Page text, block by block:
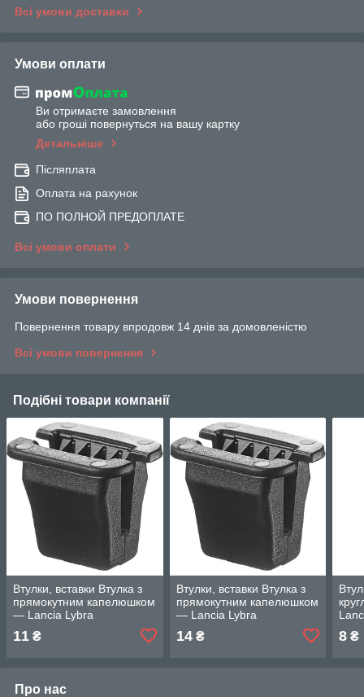
Всі умови доставки
Умови оплати
Ви отримаєте замовлення
або гроші повернуться на вашу картку
Детальніше
Післяплата
Оплата на рахунок
ПО ПОЛНОЙ ПРЕДОПЛАТЕ
Всі умови оплати
Умови повернення
Повернення товару впродовж 14 днів за домовленістю
Всі умови повернення
Подібні товари компанії
Втулки, вставки Втулка з
прямокутним капелюшком
— Lancia Lybra
11 ₴
Втулки, вставки Втулка з
прямокутним капелюшком
— Lancia Lybra
14₴ 8 ₴
Про нас